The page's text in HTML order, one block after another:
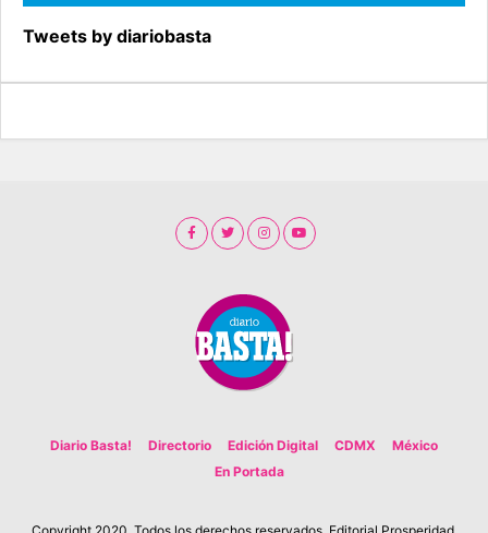
Tweets by diariobasta
Diario Basta! Directorio Edición Digital CDMX
México
En Portada